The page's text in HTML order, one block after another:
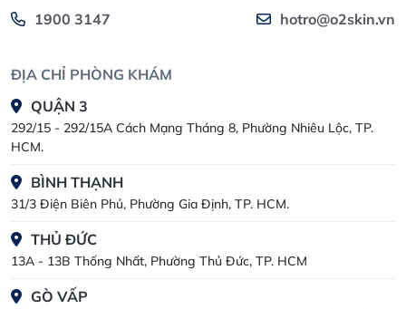
1900 3147 hotro@o2skin.vn
ĐỊA CHỈ PHÒNG KHÁM
QUẬN 3
292/15 - 292/15A Cách Mạng Tháng 8, Phường Nhiêu Lộc, TP.
HCM.
BÌNH THẠNH
31/3 Điện Biên Phủ, Phường Gia Định, TP. HCM.
THỦ ĐỨC
13A - 13B Thống Nhất, Phường Thủ Đức, TP. HCM
GÒ VẤP